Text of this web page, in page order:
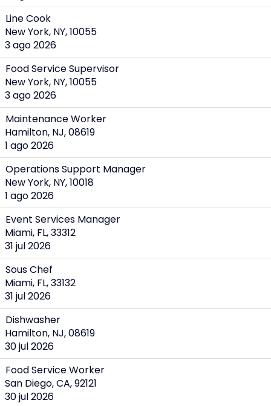
Line Cook
New York, NY, 10055
3 ago 2026
Food Service Supervisor
New York, NY, 10055
3 ago 2026
Maintenance Worker
Hamilton, NJ, 08619
1 ago 2026
Operations Support Manager
New York, NY, 10018
1 ago 2026
Event Services Manager
Miami, FL, 33312
31 jul 2026
Sous Chef
Miami, FL, 33132
31 jul 2026
Dishwasher
Hamilton, NJ, 08619
30 jul 2026
Food Service Worker
San Diego, CA, 92121
30 jul 2026